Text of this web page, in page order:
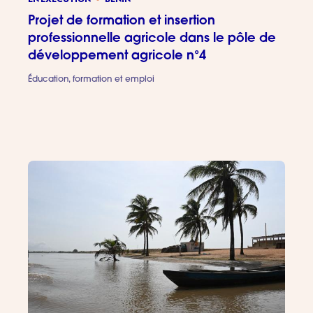
Projet de formation et insertion
professionnelle agricole dans le pôle de
développement agricole n°4
Éducation, formation et emploi